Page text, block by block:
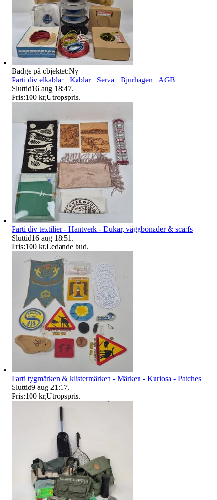
Badge på objektet:Ny
Parti div elkablar - Kablar - Serva - Bjurhagen - AGB
Sluttid16 aug 18:47.
Pris:100 kr,Utropspris.
Parti div textilier - Hantverk - Dukar, väggbonader & scarfs
Sluttid16 aug 18:51 .
Pris:100 kr,Ledande bud.
Parti tygmärken & klistermärken - Märken - Kuriosa - Patches
Sluttid9 aug 21:17.
Pris:100 kr,Utropspris.